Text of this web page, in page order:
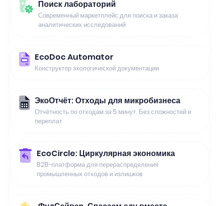
Поиск лабораторий
Современный маркетплейс для поиска и заказа
аналитических исследований
EcoDoc Automator
Конструктор экологической документации
ЭкоОтчёт: Отходы для микробизнеса
Отчётность по отходам за 5 минут. Без сложностей и
переплат
EcoCircle: Циркулярная экономика
B2B-платформа для перераспределения
промышленных отходов и излишков